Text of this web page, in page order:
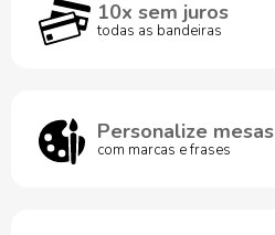
10x sem juros
todas as bandeiras
Personalize mesas
com marcas e frases